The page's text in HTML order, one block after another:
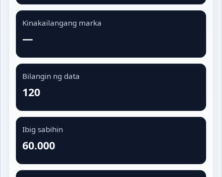
Kinakailangang marka
—
Bilangin ng data
120
Ibig sabihin
60.000